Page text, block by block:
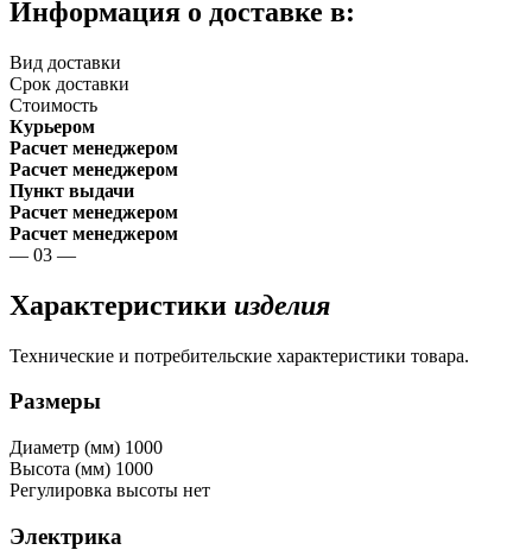
Информация о доставке в:
Вид доставки
Срок доставки
Стоимость
Курьером
Расчет менеджером
Расчет менеджером
Пункт выдачи
Расчет менеджером
Расчет менеджером
— 03 —
Характеристики изделия
Технические и потребительские характеристики товара.
Размеры
Диаметр (мм) 1000
Высота (мм) 1000
Регулировка высоты нет
Электрика